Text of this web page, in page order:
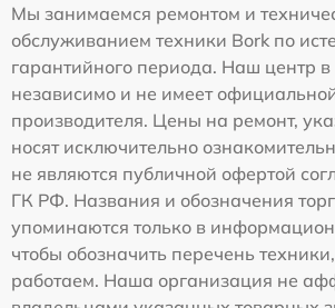
Мы занимаемся ремонтом и
обслуживанием техники Bork по
гарантийного периода. Наш центр
независимо и не имеет
производителя. Цены на ремонт,
носят исключительно
не являются публичной офертой
ГК РФ. Названия и обозначения
упоминаются только в
чтобы обозначить перечень
работаем. Наша организация не